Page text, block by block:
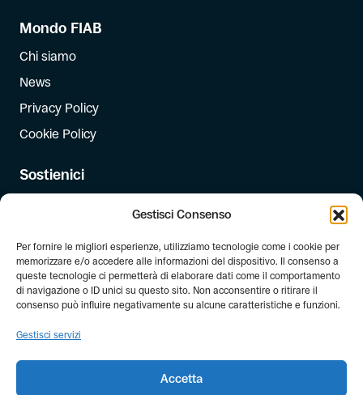
Gestisci Consenso
Per fornire le migliori esperienze, utilizziamo tecnologie come i cookie per
memorizzare e/o accedere alle informazioni del dispositivo. Il consenso a
queste tecnologie ci permetterà di elaborare dati come il comportamento
di navigazione o ID unici su questo sito. Non acconsentire o ritirare il
consenso può influire negativamente su alcune caratteristiche e funzioni.
Gestisci servizi
Accetta
Mondo FIAB
Chi siamo
News
Privacy Policy
Cookie Policy
Sostienici
Dona il 5 per mille
Newsletter